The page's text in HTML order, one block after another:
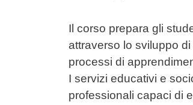
Il corso prepara gli
attraverso lo sviluppo
processi di
I servizi educativi e
professionali capaci di